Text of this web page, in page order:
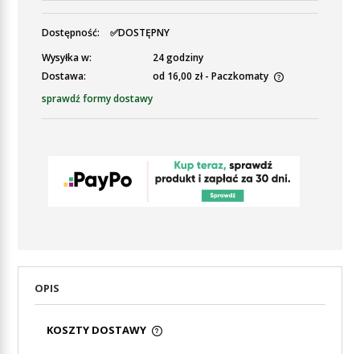
Dostępność:
✅DOSTĘPNY
Wysyłka w:
24 godziny
Dostawa:
od 16,00 zł - Paczkomaty
Cena nie zawiera ewentualnych kosztów płatności
sprawdź formy dostawy
OPIS
KOSZTY DOSTAWY